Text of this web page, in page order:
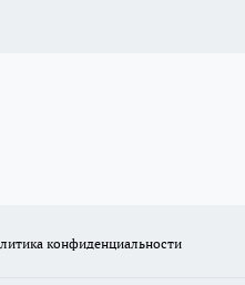
конфиденциальности